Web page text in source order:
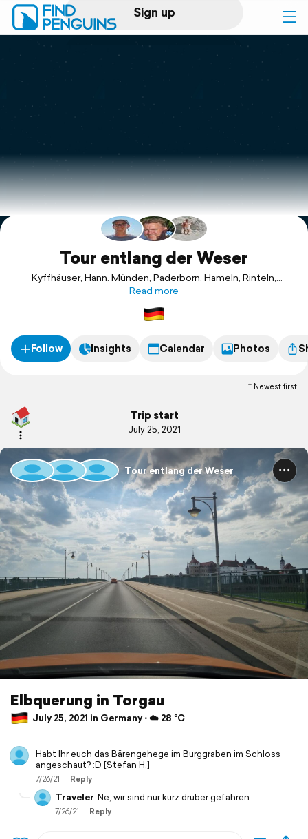
Sign up
Log in
Print a book
Flyover video
Explore
Support
Tour entlang der Weser
Kyffhäuser, Hann. Münden, Paderborn, Hameln, Rinteln,
Minden, Serengeti Park Hodenhagen, Bremen, Bremerhaven,
Helgoland und Nordsee Sankt Peter-Ording
Read more
Follow Insights Calendar Photos
Newest first
Trip start
July 25, 2021
Tour entlang der Weser
Elbquerung in Torgau
July 25, 2021 in Germany ⋅ ☁️ 28 °C
Habt Ihr euch das Bärengehege im Burggraben im Schloss
angeschaut? :D [Stefan H.]
7/26/21 Reply
Traveler Ne, wir sind nur kurz drüber gefahren.
7/26/21 Reply